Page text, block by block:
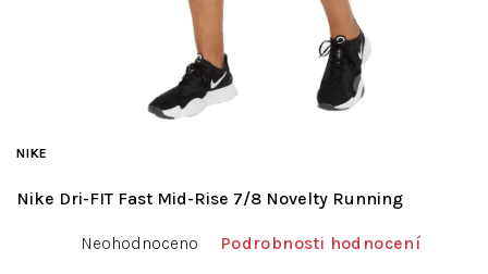
Nike Dri-FIT Fast Mid-Rise 7/8 Novelty Running
NIKE
hodnocení
Neohodnoceno Podrobnosti hodnocení